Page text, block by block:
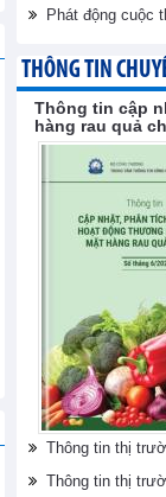
Phát động cuộc
THÔNG TIN
Thông tin cập
hàng rau quả
Thông tin thị
Thông tin thị